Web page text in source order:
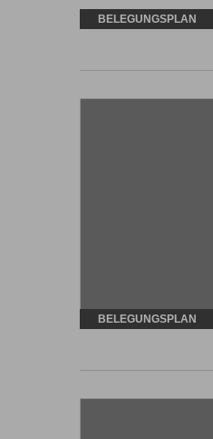
BELEGUNGSPLAN
BELEGUNGSPLAN